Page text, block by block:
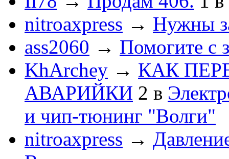
nitroaxpress → Нужны
ass2060 → Помогите с
KhArchey → КАК
АВАРИЙКИ 2 в
и чип-тюнинг "Волги"
nitroaxpress →